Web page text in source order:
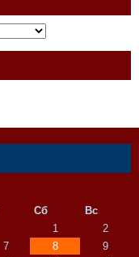
Сб
Вс
1
2
7 8
9